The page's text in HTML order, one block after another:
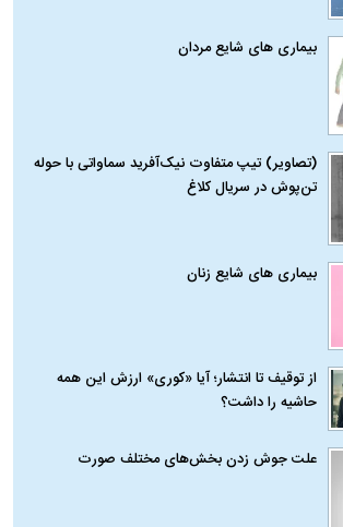
بیماری‌ های شایع مردان
(تصاویر) تیپ متفاوت نیک‌آفرید سماواتی با حوله
تن‌پوش در سریال کلاغ
بیماری‌ های شایع زنان
از توقیف تا انتشار؛ آیا «کوری» ارزش این همه
حاشیه را داشت؟
علت جوش زدن بخش‌های مختلف صورت